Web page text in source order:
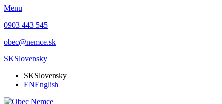
Menu
0903 443 545
obec@nemce.sk
SKSlovensky
SKSlovensky
ENEnglish